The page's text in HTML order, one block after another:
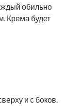
обильно
Крема будет
и с боков.